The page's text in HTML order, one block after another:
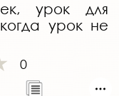
урок для
урок не
0